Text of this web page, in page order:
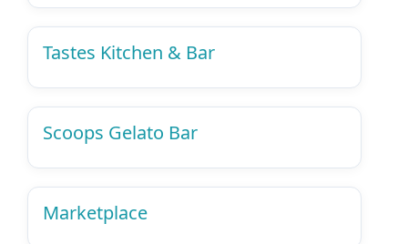
Tastes Kitchen & Bar
Scoops Gelato Bar
Marketplace